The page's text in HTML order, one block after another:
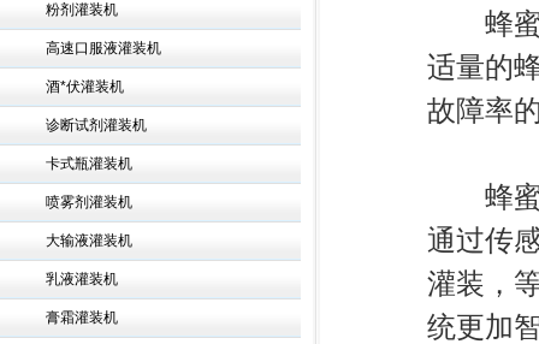
蜂蜜
适量的
故障率
蜂蜜
通过传
灌装，
统更加
粉剂灌装机
高速口服液灌装机
酒*伏灌装机
诊断试剂灌装机
卡式瓶灌装机
喷雾剂灌装机
大输液灌装机
乳液灌装机
膏霜灌装机